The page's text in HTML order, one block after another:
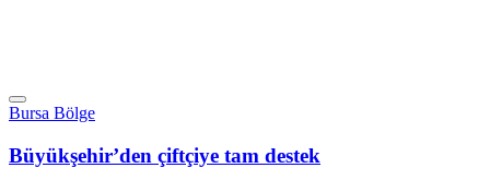
Bursa Bölge
Büyükşehir’den çiftçiye tam destek